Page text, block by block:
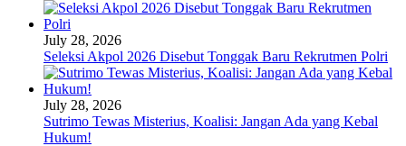
July 28, 2026
Seleksi Akpol 2026 Disebut Tonggak Baru Rekrutmen Polri
July 28, 2026
Sutrimo Tewas Misterius, Koalisi: Jangan Ada yang Kebal
Hukum!